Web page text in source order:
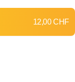
12,00 CHF